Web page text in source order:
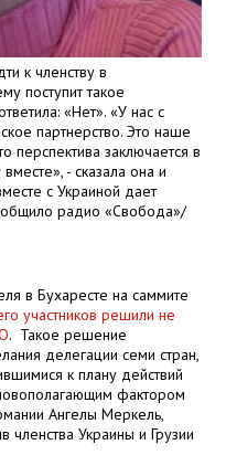
к членству в
поступит такое
«Нет». «У нас с
партнерство. Это наше
перспектива заключается в
- сказала она и
с Украиной дает
радио «Свобода»/
в Бухаресте на саммите
участников решили не
. Такое решение
делегации семи стран,
к плану действий
фактором
Ангелы Меркель,
членства Украины и Грузии